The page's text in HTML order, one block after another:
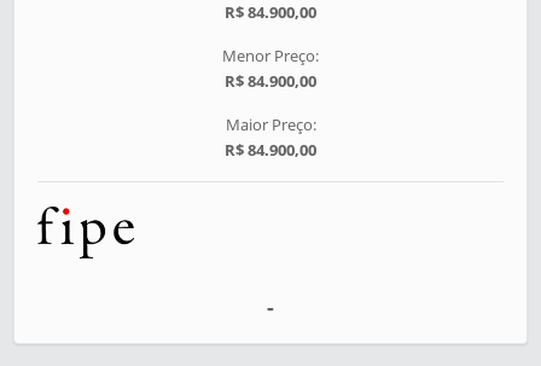
R$ 84.900,00
Menor Preço:
R$ 84.900,00
Maior Preço:
R$ 84.900,00
-